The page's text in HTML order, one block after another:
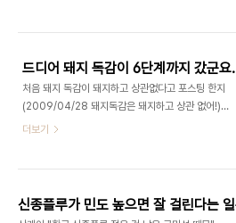
이미 선진국에서 실시하고 있는 예방 방법 중에 아직
까지 홍보되지 않고 있는 내용이 있는데 바로 저 사진
에 나온 내용입니다. 바로 신종 플루와 관련해서 올바
른 기침 방법에 대한 홍보와 교육입니다. 아래 사진은
올바른 기침 방법을 공식적으로 설명하는 사진입니
안쪽으로 입을 가리고 기침을 하는 겁니다. 왜 저런
나..
드디어 돼지 독감이 6단계까지 갔군요.
처음 돼지 독감이 돼지하고 상관없다고 포스팅 한지
(2009/04/28 돼지독감은 돼지하고 상관 없어!)
한달 보름만에 공식적인 아웃 브레이크 선언인 6단
됐습니다. 초기에 멕시코에서는 높은 치사율이라는
잘못된 정보가 알려지는 바람에 많은 사람들을 긴장
더보기